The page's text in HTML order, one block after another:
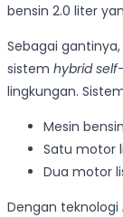
bensin 2.0 liter
Sebagai
sistem hybrid
lingkungan.
Mesin
Satu motor
Dua motor
Dengan teknologi